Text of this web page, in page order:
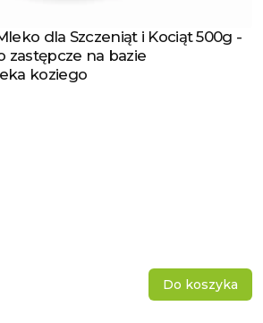
dla Szczeniąt i Kociąt 500g -
na bazie
koziego
Do koszyka